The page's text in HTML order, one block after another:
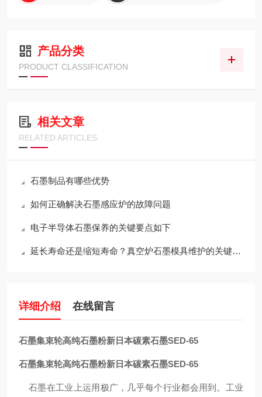
产品分类
PRODUCT CLASSIFICATION
相关文章
RELATED ARTICLES
石墨制品有哪些优势
如何正确解决石墨感应炉的故障问题
电子半导体石墨保养的关键要点如下
延长寿命还是缩短寿命？真空炉石墨模具维护的关键决策
详细介绍 在线留言
石墨集束轮高纯石墨粉新日本碳素石墨SED-65
石墨集束轮高纯石墨粉新日本碳素石墨SED-65
石墨在工业上运用极广，几乎每个行业都会用到。工业